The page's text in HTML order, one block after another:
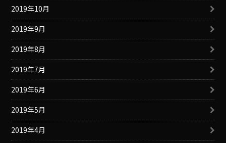
2019年10月
2019年9月
2019年8月
2019年7月
2019年6月
2019年5月
2019年4月